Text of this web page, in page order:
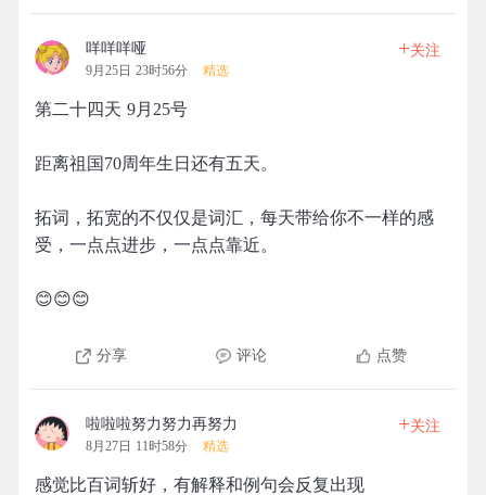
咩咩咩哑
9月25日 23时56分 精选
+关注
第二十四天 9月25号
距离祖国70周年生日还有五天。
拓词，拓宽的不仅仅是词汇，每天带给你不一样的感
受，一点点进步，一点点靠近。
😊😊😊
分享 评论 点赞
啦啦啦努力努力再努力
8月27日 11时58分 精选
+关注
感觉比百词斩好，有解释和例句会反复出现